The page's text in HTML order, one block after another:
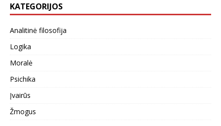
KATEGORIJOS
Analitinė filosofija
Logika
Moralė
Psichika
Įvairūs
Žmogus